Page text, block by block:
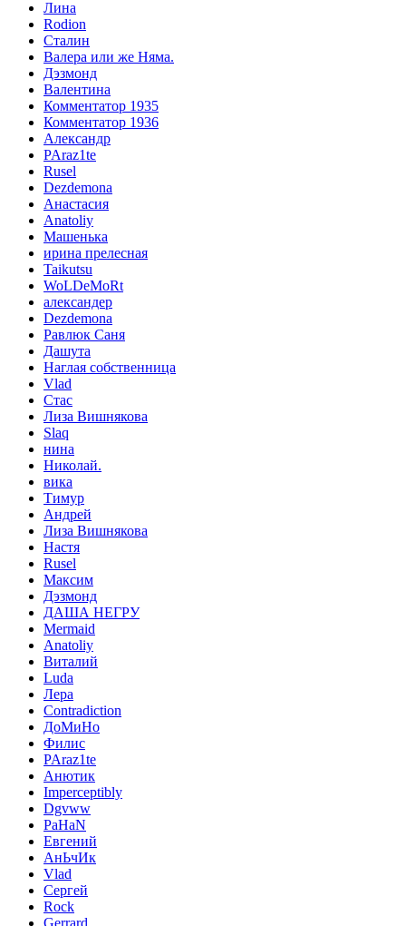
Лина
Rodion
Сталин
Валера или же Няма.
Дэзмонд
Валентина
Комментатор 1935
Комментатор 1936
Александр
PAraz1te
Rusel
Dezdemona
Анастасия
Anatoliy
Машенька
ирина прелесная
Taikutsu
WoLDeMoRt
александер
Dezdemona
Равлюк Саня
Дашута
Наглая собственница
Vlad
Стас
Лиза Вишнякова
Slaq
нина
Николай.
вика
Тимур
Андрей
Лиза Вишнякова
Настя
Rusel
Максим
Дэзмонд
ДАША НЕГРУ
Mermaid
Anatoliy
Виталий
Luda
Лера
Contradiction
ДоМиНо
Филис
PAraz1te
Анютик
Imperceptibly
Dgvww
PaHaN
Евгений
АнЬчИк
Vlad
Сергей
Rock
Gerrard